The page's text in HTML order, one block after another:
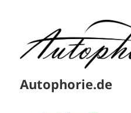
Autophorie.de